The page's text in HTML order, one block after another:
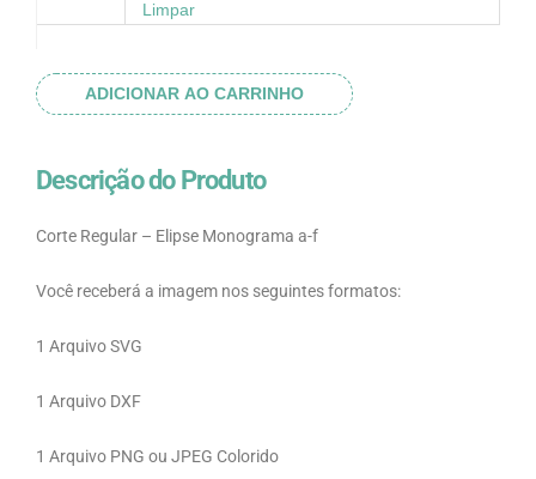
Limpar
ADICIONAR AO CARRINHO
Descrição do Produto
Corte Regular – Elipse Monograma a-f
Você receberá a imagem nos seguintes formatos:
1 Arquivo SVG
1 Arquivo DXF
1 Arquivo PNG ou JPEG Colorido